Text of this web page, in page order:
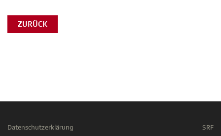
ZURÜCK
Datenschutzerklärung SRF